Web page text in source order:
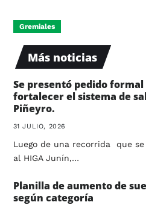
Gremiales
Más noticias
Se presentó pedido
fortalecer el sistema de
Piñeyro.
31 JULIO, 2026
Luego de una recorrida que
al HIGA Junín,…
Planilla de aumento de
según categoría